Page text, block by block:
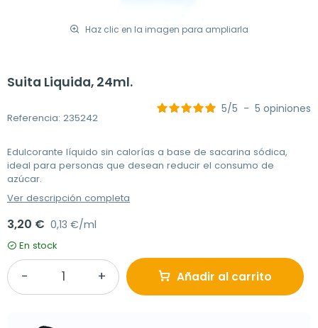
Haz clic en la imagen para ampliarla
Suita Liquida, 24ml.
Referencia: 235242
5/5 - 5 opiniones
Edulcorante líquido sin calorías a base de sacarina sódica,
ideal para personas que desean reducir el consumo de
azúcar.
Ver descripción completa
3,20 € 0,13 €/ml
En stock
Añadir al carrito